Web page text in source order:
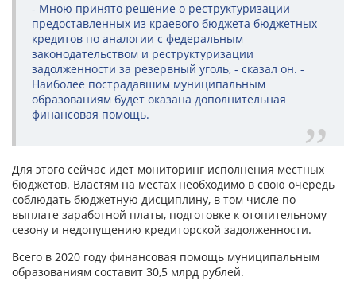
- Мною принято решение о реструктуризации
предоставленных из краевого бюджета бюджетных
кредитов по аналогии с федеральным
законодательством и реструктуризации
задолженности за резервный уголь, - сказал он. -
Наиболее пострадавшим муниципальным
образованиям будет оказана дополнительная
финансовая помощь.
Для этого сейчас идет мониторинг исполнения местных
бюджетов. Властям на местах необходимо в свою очередь
соблюдать бюджетную дисциплину, в том числе по
выплате заработной платы, подготовке к отопительному
сезону и недопущению кредиторской задолженности.
Всего в 2020 году финансовая помощь муниципальным
образованиям составит 30,5 млрд рублей.